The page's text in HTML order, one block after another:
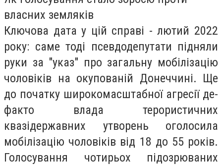
власних земляків
Ключова дата у цій справі - лютий 2022
року: саме тоді псевдодепутати підняли
руки за "указ" про загальну мобілізацію
чоловіків на окупованій Донеччині. Ще
до початку широкомасштабної агресії де-
факто влада терористичних
квазідержавних утворень оголосила
мобілізацію чоловіків від 18 до 55 років.
Голосування чотирьох підозрюваних